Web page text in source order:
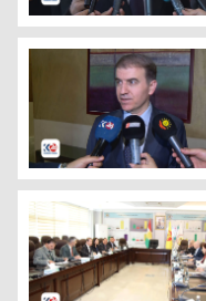
Hemin Hewrami:
Hemin Hewrami: